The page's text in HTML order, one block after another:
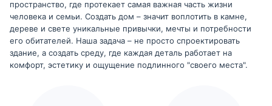
пространство, где протекает самая важная часть жизни
человека и семьи. Создать дом – значит воплотить в камне,
дереве и свете уникальные привычки, мечты и потребности
его обитателей. Наша задача – не просто спроектировать
здание, а создать среду, где каждая деталь работает на
комфорт, эстетику и ощущение подлинного "своего места".